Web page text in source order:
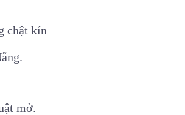
chật kín
mở.